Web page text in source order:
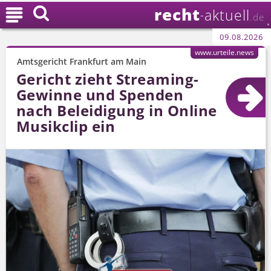
recht-aktuell .de
09.08.2026

Amtsgericht Frankfurt am Main
Gericht zieht Streaming-
Gewinne und Spenden
nach Beleidigung in Online
Musikclip ein
www.urteile.news